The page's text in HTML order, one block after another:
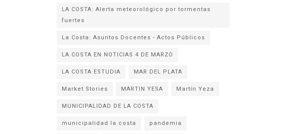
LA COSTA: Alerta meteorológico por tormentas
fuertes
La Costa: Asuntos Docentes - Actos Públicos
LA COSTA EN NOTICIAS 4 DE MARZO
LA COSTA ESTUDIA
MAR DEL PLATA
Market Stories
MARTIN YESA
Martín Yeza
MUNICIPALIDAD DE LA COSTA
municipalidad la costa
pandemia